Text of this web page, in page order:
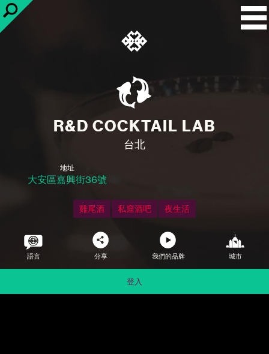
R&D COCKTAIL LAB
台北
地址
大安區嘉興街36號
雞尾酒 私窟酒吧 夜生活
語言 分享 我們的品牌 城市
登入